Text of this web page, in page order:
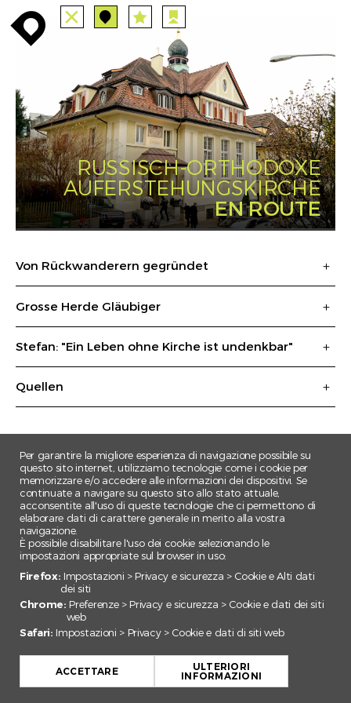
enroute enroute TUTTE station STAZIONI
agenda FILTRO INFO
+
close station angebote anreise
RUSSISCH-ORTHODOXE
AUFERSTEHUNGSKIRCHE
EN ROUTE
Von Rückwanderern gegründet
Grosse Herde Gläubiger
Stefan: "Ein Leben ohne Kirche ist undenkbar"
Quellen
Per garantire la migliore esperienza di navigazione possibile su
questo sito internet, utilizziamo tecnologie come i cookie per
memorizzare e/o accedere alle informazioni dei dispositivi. Se
continuate a navigare su questo sito allo stato attuale,
acconsentite all'uso di queste tecnologie che ci permettono di
elaborare dati di carattere generale in merito alla vostra
navigazione.
È possibile disabilitare l'uso dei cookie selezionando le
impostazioni appropriate sul browser in uso:
Firefox: Impostazioni > Privacy e sicurezza > Cookie e Alti dati
dei siti
Chrome: Preferenze > Privacy e sicurezza > Cookie e dati dei siti
web
Safari: Impostazioni > Privacy > Cookie e dati di siti web
ACCETTARE ULTERIORI
INFORMAZIONI